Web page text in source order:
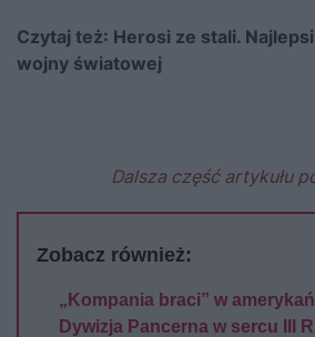
Czytaj też: Herosi ze stali.
wojny światowej
Dalsza część artykułu
Zobacz również:
„Kompania braci” w
Dywizja Pancerna w sercu III